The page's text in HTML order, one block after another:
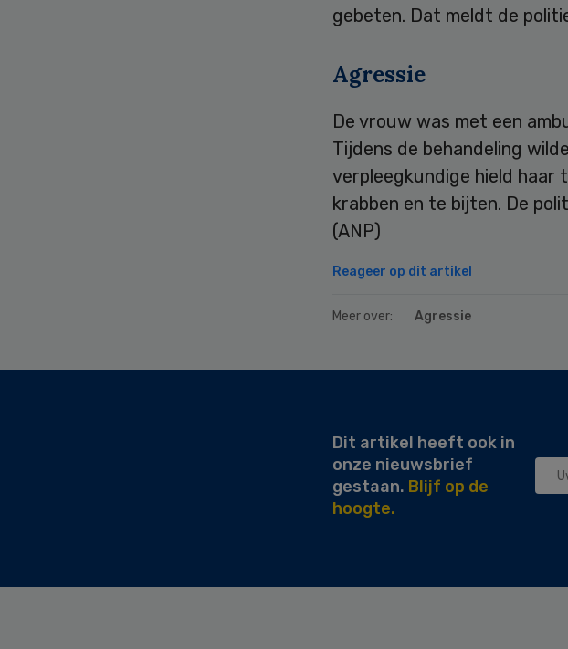
gebeten. Dat meldt de
Agressie
De vrouw was met een
Tijdens de behandeling
verpleegkundige hield haar
krabben en te bijten. De
(ANP)
Reageer op dit artikel
Meer over: Agressie
Dit artikel heeft ook in
onze nieuwsbrief
gestaan. Blijf op de
hoogte.